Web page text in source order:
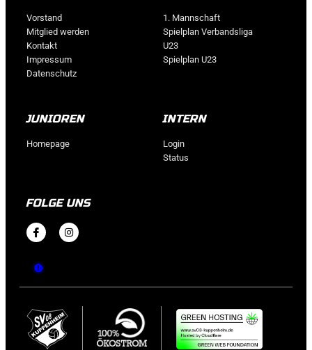
Vorstand
Mitglied werden
Kontakt
Impressum
Datenschutz
1. Mannschaft
Spielplan Verbandsliga
U23
Spielplan U23
JUNIOREN
Homepage
INTERN
Login
Status
FOLGE UNS